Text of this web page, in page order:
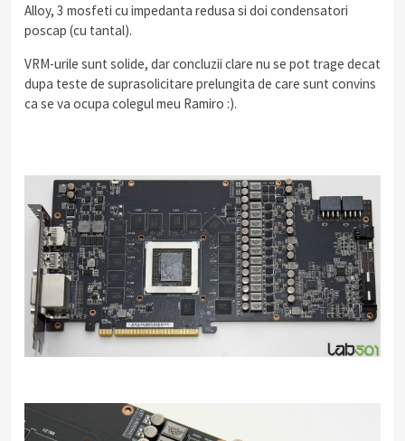
Alloy, 3 mosfeti cu impedanta redusa si doi condensatori
poscap (cu tantal).
VRM-urile sunt solide, dar concluzii clare nu se pot trage decat
dupa teste de suprasolicitare prelungita de care sunt convins
ca se va ocupa colegul meu Ramiro :).